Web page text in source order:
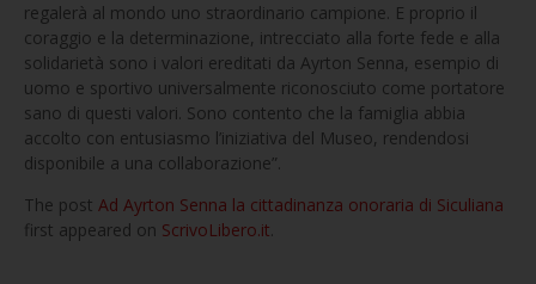
regalerà al mondo uno straordinario campione. E proprio il
coraggio e la determinazione, intrecciato alla forte fede e alla
solidarietà sono i valori ereditati da Ayrton Senna, esempio di
uomo e sportivo universalmente riconosciuto come portatore
sano di questi valori. Sono contento che la famiglia abbia
accolto con entusiasmo l’iniziativa del Museo, rendendosi
disponibile a una collaborazione”.
The post Ad Ayrton Senna la cittadinanza onoraria di Siculiana
first appeared on ScrivoLibero.it.